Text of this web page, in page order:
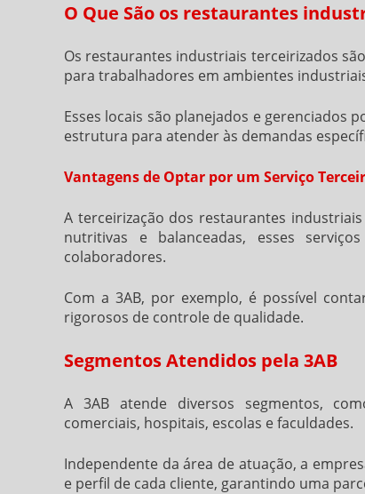
O Que São os restaurantes
Os restaurantes industriais terceirizados
para trabalhadores em ambientes
Esses locais são planejados e gerenciados
estrutura para atender às demandas
Vantagens de Optar por um Serviço
A terceirização dos restaurantes
nutritivas e balanceadas, esses
colaboradores.
Com a 3AB, por exemplo, é possível
rigorosos de controle de qualidade.
Segmentos Atendidos pela 3AB
A 3AB atende diversos segmentos,
comerciais, hospitais, escolas e faculdades.
Independente da área de atuação, a
e perfil de cada cliente, garantindo uma